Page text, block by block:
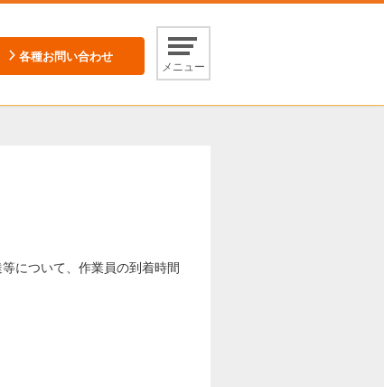
各種お問い合わせ
メニュー
について、作業員の到着時間